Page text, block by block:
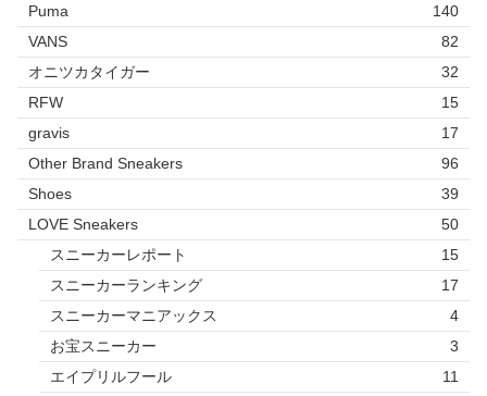
Puma
140
VANS
82
オニツカタイガー
32
RFW
15
gravis
17
Other Brand Sneakers
96
Shoes
39
LOVE Sneakers
50
スニーカーレポート
15
スニーカーランキング
17
スニーカーマニアックス
4
お宝スニーカー
3
エイプリルフール
11